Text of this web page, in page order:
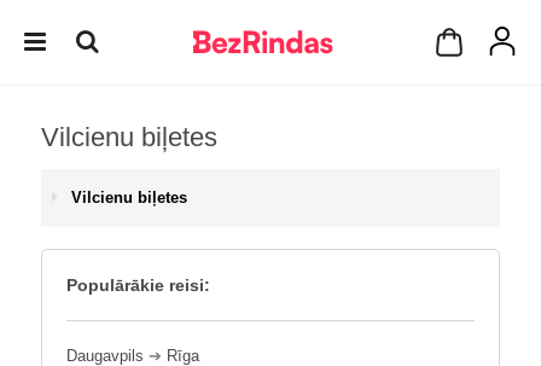
Vilcienu biļetes
Vilcienu biļetes
Populārākie reisi:
Daugavpils ➔ Rīga